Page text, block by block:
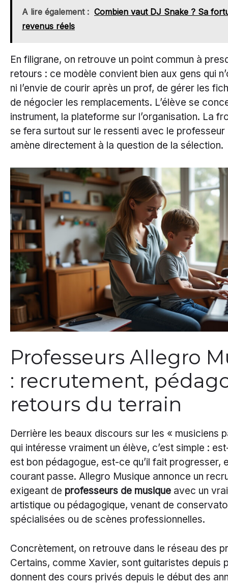
A lire également : Combien vaut DJ Snake ? Sa
revenus réels
En filigrane, on retrouve un point commun à
retours : ce modèle convient bien aux gens qui
ni l’envie de courir après un prof, de gérer les
de négocier les remplacements. L’élève se
instrument, la plateforme sur l’organisation. La
se fera surtout sur le ressenti avec le professeur
amène directement à la question de la sélection.
Professeurs Allegro
: recrutement,
retours du terrain
Derrière les beaux discours sur les « musiciens
qui intéresse vraiment un élève, c’est simple :
est bon pédagogue, est-ce qu’il fait progresser,
courant passe. Allegro Musique annonce un
exigeant de professeurs de musique avec un
artistique ou pédagogique, venant de
spécialisées ou de scènes professionnelles.
Concrètement, on retrouve dans le réseau des
Certains, comme Xavier, sont guitaristes depuis
donnent des cours privés depuis le début des